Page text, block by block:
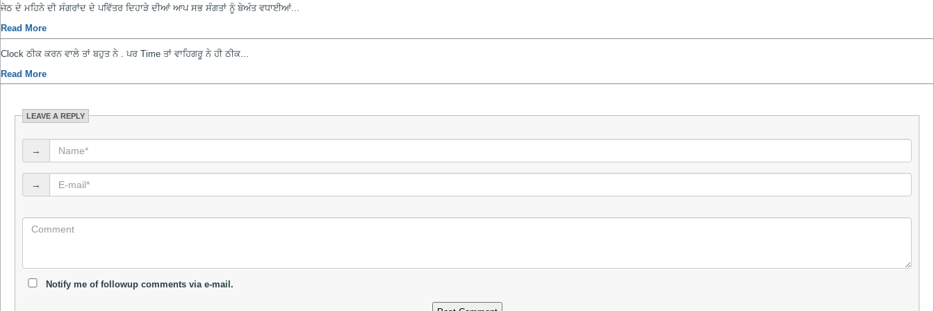
ਜੇਠ ਦੇ ਮਹਿਨੇ ਦੀ ਸੰਗਰਾਂਦ ਦੇ ਪਵਿੱਤਰ ਦਿਹਾੜੇ ਦੀਆਂ ਆਪ ਸਭ ਸੰਗਤਾਂ ਨੂੰ ਬੇਅੰਤ ਵਧਾਈਆਂ...
Read More
Clock ਠੀਕ ਕਰਨ ਵਾਲੇ ਤਾਂ ਬਹੁਤ ਨੇ . ਪਰ Time ਤਾਂ ਵਾਹਿਗਰੂ ਨੇ ਹੀ ਠੀਕ...
Read More
LEAVE A REPLY
→
→
Notify me of followup comments via e-mail.